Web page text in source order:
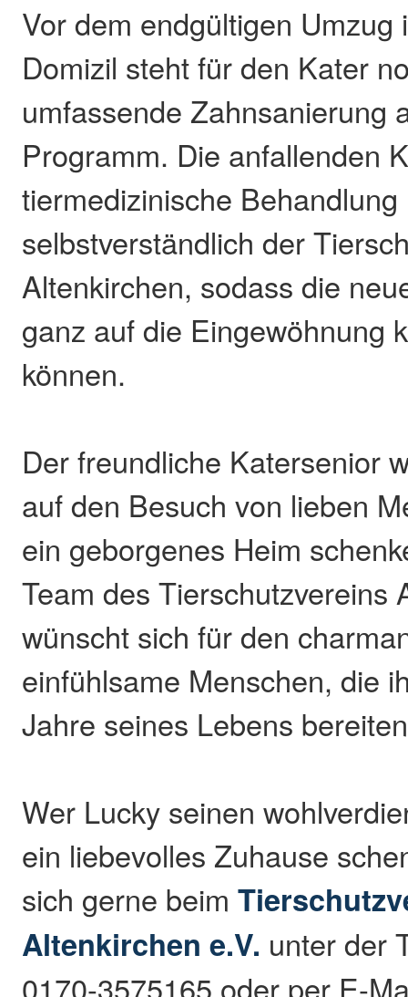
Vor dem endgültigen Umzug
Domizil steht für den Kater
umfassende Zahnsanierung
Programm. Die anfallenden
tiermedizinische
selbstverständlich der
Altenkirchen, sodass die
ganz auf die Eingewöhnung
können.
Der freundliche Katersenior
auf den Besuch von lieben
ein geborgenes Heim
Team des Tierschutzvereins
wünscht sich für den
einfühlsame Menschen, die
Jahre seines Lebens
Wer Lucky seinen
ein liebevolles Zuhause
sich gerne beim
Altenkirchen e.V. unter der
0170-3575165 oder per E-